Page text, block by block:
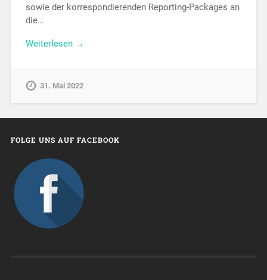
sowie der korrespondierenden Reporting-Packages an
die…
Weiterlesen →
31. Mai 2022
FOLGE UNS AUF FACEBOOK